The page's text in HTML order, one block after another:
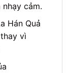
cảm.
Hán Quả
vì